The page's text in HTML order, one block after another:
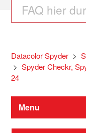
Datacolor Spyder
Spyder Checkr,
24
Menu